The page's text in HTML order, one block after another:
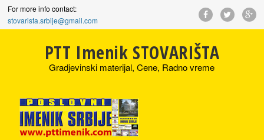
For more info contact:
stovarista.srbije@gmail.com
PTT Imenik STOVARIŠTA
Gradjevinski materijal, Cene, Radno vreme